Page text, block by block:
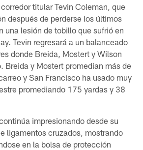
titular Tevin Coleman, que
después de perderse los últimos
una lesión de tobillo que sufrió en
Tevin regresará a un balanceado
donde Breida, Mostert y Wilson
Breida y Mostert promedian más de
y San Francisco ha usado muy
promediando 175 yardas y 38
impresionando desde su
ligamentos cruzados, mostrando
en la bolsa de protección